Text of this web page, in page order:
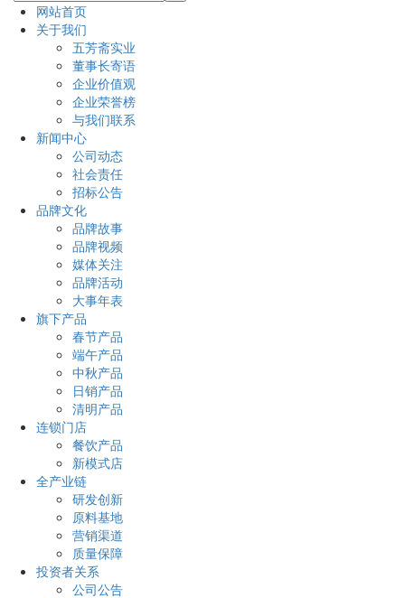
网站首页
关于我们
五芳斋实业
董事长寄语
企业价值观
企业荣誉榜
与我们联系
新闻中心
公司动态
社会责任
招标公告
品牌文化
品牌故事
品牌视频
媒体关注
品牌活动
大事年表
旗下产品
春节产品
端午产品
中秋产品
日销产品
清明产品
连锁门店
餐饮产品
新模式店
全产业链
研发创新
原料基地
营销渠道
质量保障
投资者关系
公司公告